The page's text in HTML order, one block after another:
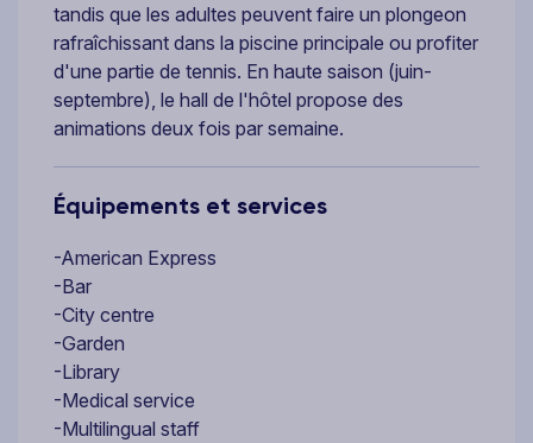
tandis que les adultes peuvent faire un plongeon
rafraîchissant dans la piscine principale ou profiter
d'une partie de tennis. En haute saison (juin-
septembre), le hall de l'hôtel propose des
animations deux fois par semaine.
Équipements et services
-American Express
-Bar
-City centre
-Garden
-Library
-Medical service
-Multilingual staff